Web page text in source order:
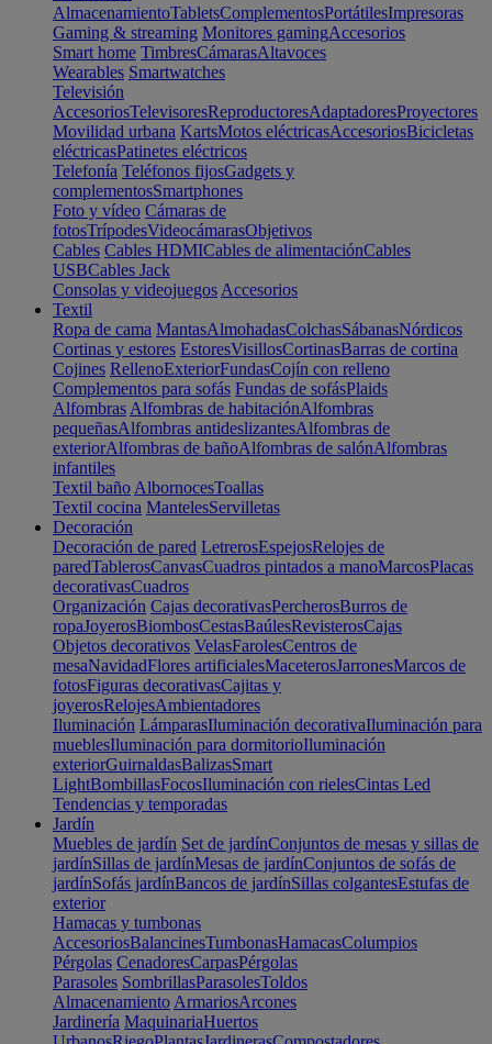
AlmacenamientoTabletsComplementosPortátilesImpresoras
Gaming & streaming Monitores gamingAccesorios
Smart home TimbresCámarasAltavoces
Wearables Smartwatches
Televisión
AccesoriosTelevisoresReproductoresAdaptadoresProyectores
Movilidad urbana KartsMotos eléctricasAccesoriosBicicletas
eléctricasPatinetes eléctricos
Telefonía Teléfonos fijosGadgets y
complementosSmartphones
Foto y vídeo Cámaras de
fotosTrípodesVideocámarasObjetivos
Cables Cables HDMICables de alimentaciónCables
USBCables Jack
Consolas y videojuegos Accesorios
Textil
Ropa de cama MantasAlmohadasColchasSábanasNórdicos
Cortinas y estores EstoresVisillosCortinasBarras de cortina
Cojines RellenoExteriorFundasCojín con relleno
Complementos para sofás Fundas de sofásPlaids
Alfombras Alfombras de habitaciónAlfombras
pequeñasAlfombras antideslizantesAlfombras de
exteriorAlfombras de bañoAlfombras de salónAlfombras
infantiles
Textil baño AlbornocesToallas
Textil cocina MantelesServilletas
Decoración
Decoración de pared LetrerosEspejosRelojes de
paredTablerosCanvasCuadros pintados a manoMarcosPlacas
decorativasCuadros
Organización Cajas decorativasPercherosBurros de
ropaJoyerosBiombosCestasBaúlesRevisterosCajas
Objetos decorativos VelasFarolesCentros de
mesaNavidadFlores artificialesMaceterosJarronesMarcos de
fotosFiguras decorativasCajitas y
joyerosRelojesAmbientadores
Iluminación LámparasIluminación decorativaIluminación para
mueblesIluminación para dormitorioIluminación
exteriorGuirnaldasBalizasSmart
LightBombillasFocosIluminación con rielesCintas Led
Tendencias y temporadas
Jardín
Muebles de jardín Set de jardínConjuntos de mesas y sillas de
jardínSillas de jardínMesas de jardínConjuntos de sofás de
jardínSofás jardínBancos de jardínSillas colgantesEstufas de
exterior
Hamacas y tumbonas
AccesoriosBalancinesTumbonasHamacasColumpios
Pérgolas CenadoresCarpasPérgolas
Parasoles SombrillasParasolesToldos
Almacenamiento ArmariosArcones
Jardinería MaquinariaHuertos